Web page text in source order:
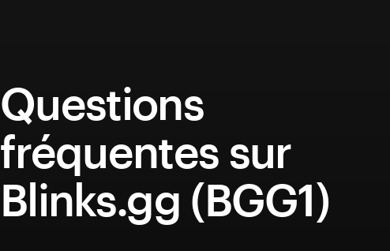
Questions
fréquentes sur
Blinks.gg (BGG1)